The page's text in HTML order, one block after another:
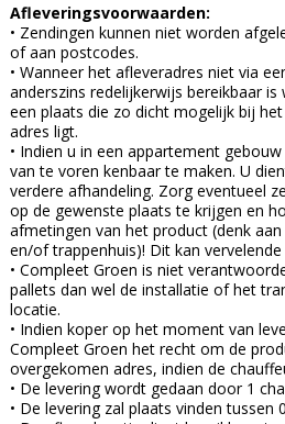
Afleveringsvoorwaarden:
• Zendingen kunnen niet worden
of aan postcodes.
• Wanneer het afleveradres niet via
anderszins redelijkerwijs bereikbaar
een plaats die zo dicht mogelijk bij
adres ligt.
• Indien u in een appartement
van te voren kenbaar te maken. U
verdere afhandeling. Zorg eventueel
op de gewenste plaats te krijgen en
afmetingen van het product (denk
en/of trappenhuis)! Dit kan
• Compleet Groen is niet
pallets dan wel de installatie of het
locatie.
• Indien koper op het moment van
Compleet Groen het recht om de
overgekomen adres, indien de
• De levering wordt gedaan door 1
• De levering zal plaats vinden tussen